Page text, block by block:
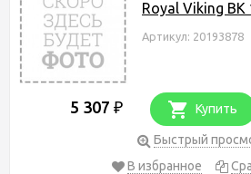
Royal Viking
Артикул: 20193878
5 307 ₽ Купить
Быстрый
В избранное